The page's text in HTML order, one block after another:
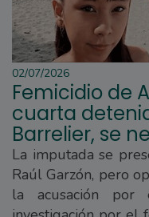
02/07/2026
Femicidio de
cuarta
Barrelier, se
La imputada se
Raúl Garzón, pero
la acusación por